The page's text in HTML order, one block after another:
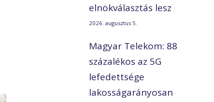
elnökválasztás lesz
2026. augusztus 5.
Magyar Telekom: 88
százalékos az 5G
lefedettsége
lakosságarányosan